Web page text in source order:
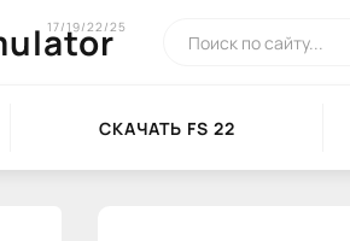
17/19/22/25
СКАЧАТЬ FS 22